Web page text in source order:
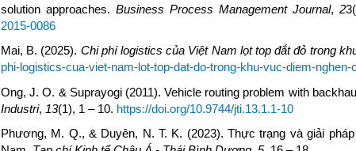
solution approaches. Business Process Management Journal, 2
2015-0086
Mai, B. (2025). Chi phí logistics của Việt Nam lọt top đắt đỏ trong
phi-logistics-cua-viet-nam-lot-top-dat-do-trong-khu-vuc-diem-nghen-
Ong, J. O. & Suprayogi (2011). Vehicle routing problem with
Industri, 13(1), 1 – 10. https://doi.org/10.9744/jti.13.1.1-10
Phương, M. Q., & Duyên, N. T. K. (2023). Thực trạng và giải